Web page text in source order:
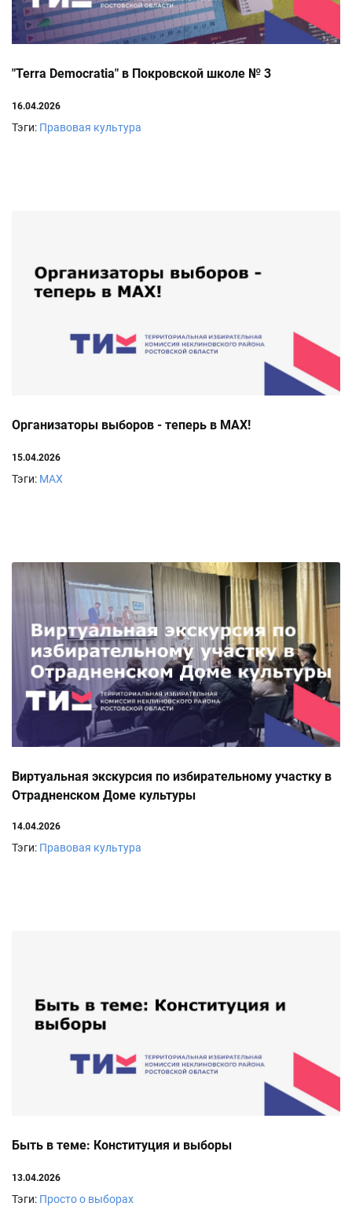
"Terra Democratia" в Покровской школе № 3
16.04.2026
Тэги: Правовая культура
Организаторы выборов - теперь в МАХ!
15.04.2026
Тэги: МАХ
Виртуальная экскурсия по избирательному участку в
Отрадненском Доме культуры
14.04.2026
Тэги: Правовая культура
Быть в теме: Конституция и выборы
13.04.2026
Тэги: Просто о выборах